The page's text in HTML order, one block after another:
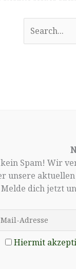
nach:
Spam! Wir
unsere
Melde dich jetzt
Hiermit